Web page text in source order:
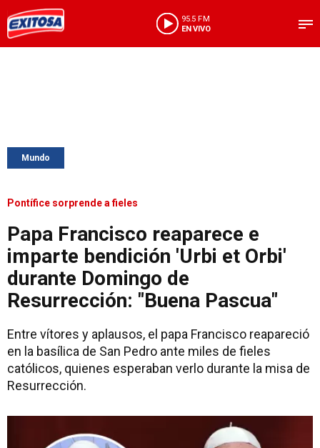
95.5 FM
EN VIVO
Mundo
Pontífice sorprende a fieles
Papa Francisco reaparece e
imparte bendición 'Urbi et Orbi'
durante Domingo de
Resurrección: "Buena Pascua"
Entre vítores y aplausos, el papa Francisco reapareció
en la basílica de San Pedro ante miles de fieles
católicos, quienes esperaban verlo durante la misa de
Resurrección.